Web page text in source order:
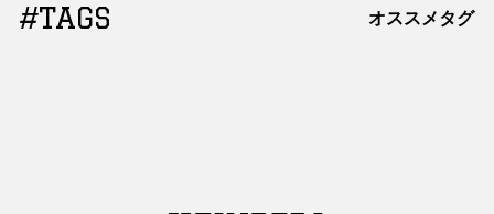
#TAGS オススメタグ